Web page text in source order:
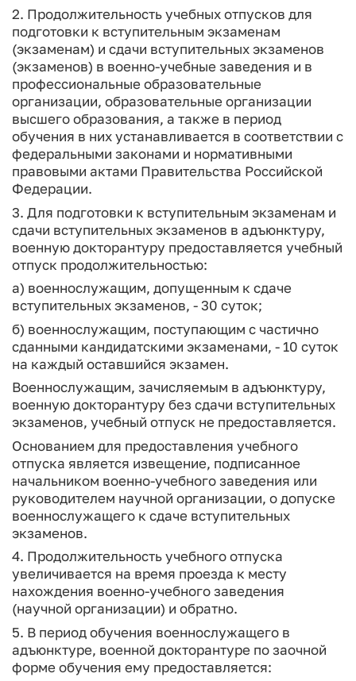
2. Продолжительность учебных отпусков для
подготовки к вступительным экзаменам
(экзаменам) и сдачи вступительных экзаменов
(экзаменов) в военно-учебные заведения и в
профессиональные образовательные
организации, образовательные организации
высшего образования, а также в период
обучения в них устанавливается в соответствии с
федеральными законами и нормативными
правовыми актами Правительства Российской
Федерации.
3. Для подготовки к вступительным экзаменам и
сдачи вступительных экзаменов в адъюнктуру,
военную докторантуру предоставляется учебный
отпуск продолжительностью:
а) военнослужащим, допущенным к сдаче
вступительных экзаменов, - 30 суток;
б) военнослужащим, поступающим с частично
сданными кандидатскими экзаменами, - 10 суток
на каждый оставшийся экзамен.
Военнослужащим, зачисляемым в адъюнктуру,
военную докторантуру без сдачи вступительных
экзаменов, учебный отпуск не предоставляется.
Основанием для предоставления учебного
отпуска является извещение, подписанное
начальником военно-учебного заведения или
руководителем научной организации, о допуске
военнослужащего к сдаче вступительных
экзаменов.
4. Продолжительность учебного отпуска
увеличивается на время проезда к месту
нахождения военно-учебного заведения
(научной организации) и обратно.
5. В период обучения военнослужащего в
адъюнктуре, военной докторантуре по заочной
форме обучения ему предоставляется: